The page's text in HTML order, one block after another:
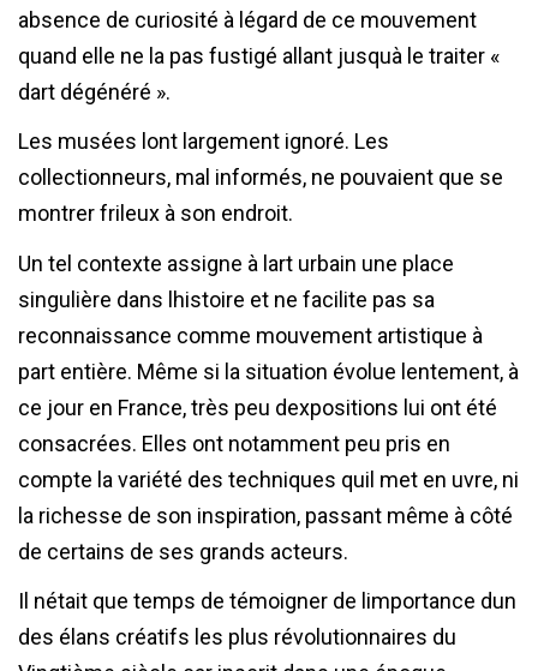
absence de curiosité à légard de ce mouvement
quand elle ne la pas fustigé allant jusquà le traiter «
dart dégénéré ».
Les musées lont largement ignoré. Les
collectionneurs, mal informés, ne pouvaient que se
montrer frileux à son endroit.
Un tel contexte assigne à lart urbain une place
singulière dans lhistoire et ne facilite pas sa
reconnaissance comme mouvement artistique à
part entière. Même si la situation évolue lentement, à
ce jour en France, très peu dexpositions lui ont été
consacrées. Elles ont notamment peu pris en
compte la variété des techniques quil met en uvre, ni
la richesse de son inspiration, passant même à côté
de certains de ses grands acteurs.
Il nétait que temps de témoigner de limportance dun
des élans créatifs les plus révolutionnaires du